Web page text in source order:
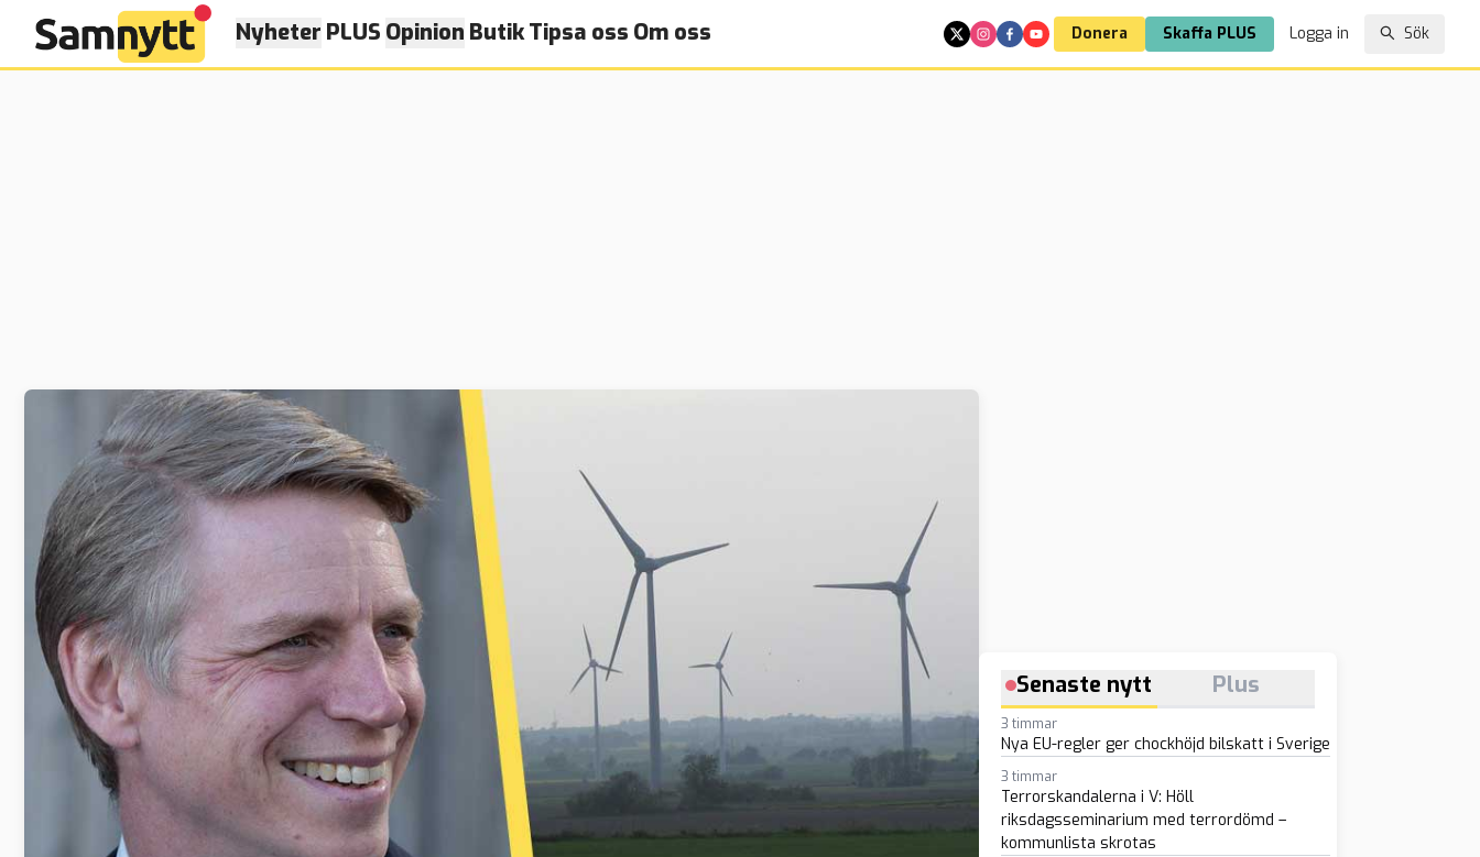
Nyheter PLUS Opinion ButikTipsa oss Om oss Donera Skaffa PLUS Logga in Sök
Senaste nytt Plus
3 timmar
Nya EU-regler ger chockhöjd bilskatt i Sverige
3 timmar
Terrorskandalerna i V: Höll
riksdagsseminarium med terrordömd –
kommunlista skrotas